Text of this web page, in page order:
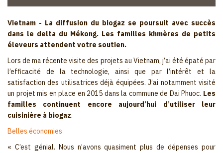
Vietnam - La diffusion du biogaz se poursuit avec succès
dans le delta du Mékong. Les familles khmères de petits
éleveurs attendent votre soutien.
Lors de ma récente visite des projets au Vietnam, j’ai été épaté par
l’efficacité de la technologie, ainsi que par l’intérêt et la
satisfaction des utilisatrices déjà équipées. J’ai notamment visité
un projet mis en place en 2015 dans la commune de Dai Phuoc. Les
familles continuent encore aujourd’hui d’utiliser leur
cuisinière à biogaz.
Belles économies
« C’est génial. Nous n’avons quasiment plus de dépenses pour